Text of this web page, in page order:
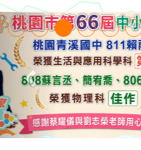
【甄選結
學年度第
【甄選結